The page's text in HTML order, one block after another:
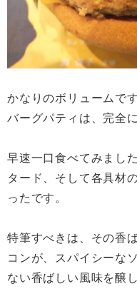
かなりのボリュームで
バーグパティは、完全
早速一口食べてみまし
タード、そして各具材
ったです。
特筆すべきは、その香
コンが、スパイシーな
ない香ばしい風味を醸